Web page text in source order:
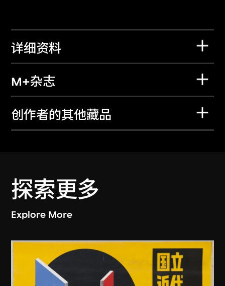
详细资料
M+杂志
创作者的其他藏品
探索更多
Explore More